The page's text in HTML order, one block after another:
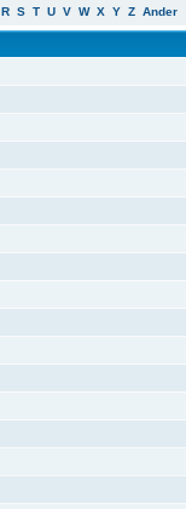
R S T U V W X Y Z Ander